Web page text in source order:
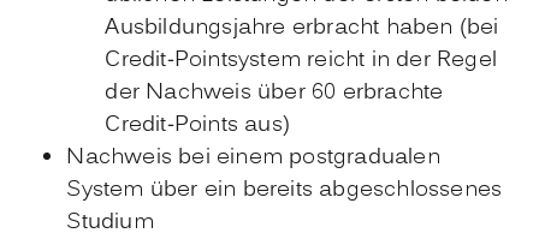
Ausbildungsjahre erbracht haben (bei
Credit-Pointsystem reicht in der Regel
der Nachweis über 60 erbrachte
Credit-Points aus)
Nachweis bei einem postgradualen
System über ein bereits abgeschlossenes
Studium